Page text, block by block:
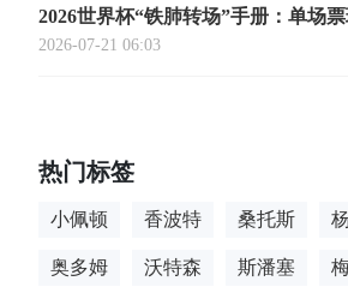
2026世界杯“铁肺转场”手册：单场
限跨城生存法则
2026-07-21 06:03
热门标签
小佩顿 香波特 桑托斯
奥多姆 沃特森 斯潘塞